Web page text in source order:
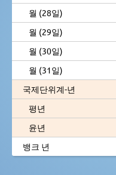
월 (28일)
월 (29일)
월 (30일)
월 (31일)
국제단위계-년
평년
윤년
뱅크 년